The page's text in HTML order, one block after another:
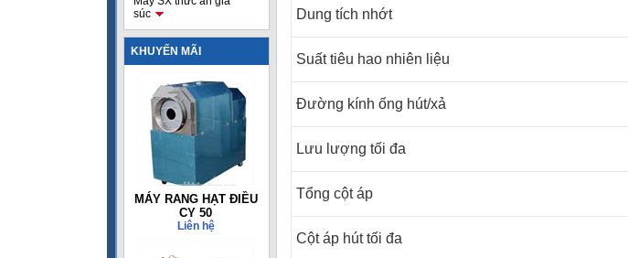
súc
KHUYẾN MÃI
MÁY RANG HẠT ĐIỀU
CY 50
Liên hệ
Dung tích nhớt
Suất tiêu hao nhiên liệu
Đường kính ống hút/xả
Lưu lượng tối đa
Tổng cột áp
Cột áp hút tối đa